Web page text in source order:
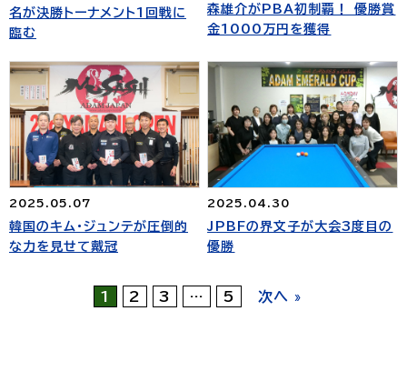
名が決勝トーナメント1回戦に
臨む
森雄介がPBA初制覇！ 優勝賞
金1000万円を獲得
2025.05.07
韓国のキム・ジュンテが圧倒的
な力を見せて戴冠
2025.04.30
JPBFの界文子が大会3度目の
優勝
1 2 3 … 5 次へ »